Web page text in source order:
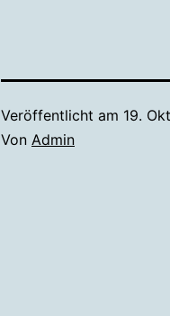
Veröffentlicht am 19.
Von Admin